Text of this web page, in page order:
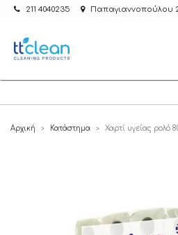
211 4040235 Παπαγιαννοπούλου
Αρχική > Κατάστημα > Χαρτί υγείας ρολό